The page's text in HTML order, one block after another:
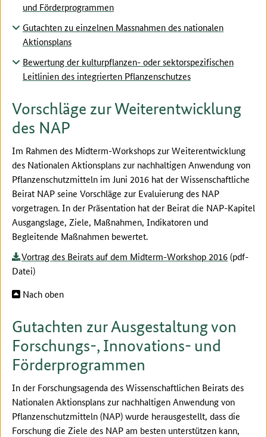
und Förderprogrammen
Gutachten zu einzelnen Massnahmen des nationalen
Aktionsplans
Bewertung der kulturpflanzen- oder sektorspezifischen
Leitlinien des integrierten Pflanzenschutzes
Vorschläge zur Weiterentwicklung
des NAP
Im Rahmen des Midterm-Workshops zur Weiterentwicklung
des Nationalen Aktionsplans zur nachhaltigen Anwendung von
Pflanzenschutzmitteln im Juni 2016 hat der Wissenschaftliche
Beirat NAP seine Vorschläge zur Evaluierung des NAP
vorgetragen. In der Präsentation hat der Beirat die NAP-Kapitel
Ausgangslage, Ziele, Maßnahmen, Indikatoren und
Begleitende Maßnahmen bewertet.
Vortrag des Beirats auf dem Midterm-Workshop 2016(pdf-
Datei)
Nach oben
Gutachten zur Ausgestaltung von
Forschungs-, Innovations- und
Förderprogrammen
In der Forschungsagenda des Wissenschaftlichen Beirats des
Nationalen Aktionsplans zur nachhaltigen Anwendung von
Pflanzenschutzmitteln (NAP) wurde herausgestellt, dass die
Forschung die Ziele des NAP am besten unterstützen kann,